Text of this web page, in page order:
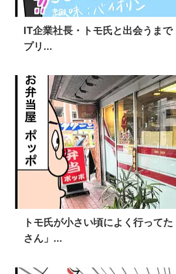
IT企業社長・トモ氏と出会うま
プリ...
トモ氏が小さい頃によく行って
さん」...